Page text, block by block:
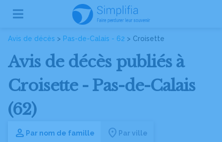
Avis de décès > Pas-de-Calais - 62 > Croisette
Avis de décès publiés à
Croisette - Pas-de-Calais
(62)
Par nom de famille Par ville